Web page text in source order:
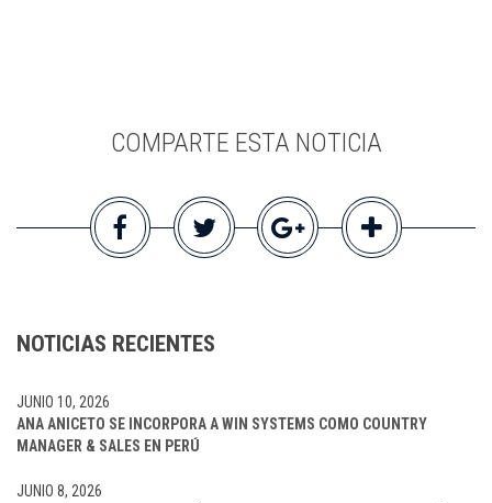
COMPARTE ESTA NOTICIA
NOTICIAS RECIENTES
ANA ANICETO SE INCORPORA A WIN SYSTEMS COMO COUNTRY
MANAGER & SALES EN PERÚ
JUNIO 10, 2026
JUNIO 8, 2026